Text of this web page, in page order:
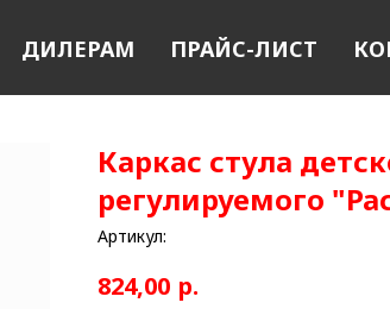
ДИЛЕРАМ ПРАЙС-ЛИСТ
Каркас стула
регулируемого
Артикул:
824,00 р.